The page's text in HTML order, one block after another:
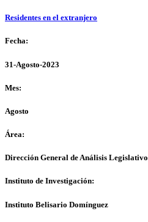
Residentes en el extranjero
Fecha:
31-Agosto-2023
Mes:
Agosto
Área:
Dirección General de Análisis Legislativo
Instituto de Investigación:
Instituto Belisario Domínguez